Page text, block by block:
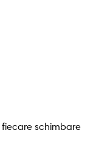
schimbare